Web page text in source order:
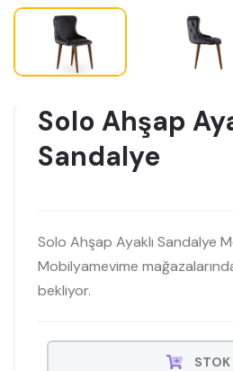
Solo Ahşap
Sandalye
Solo Ahşap Ayaklı Sandalye
Mobilyamevime
bekliyor.
STOK